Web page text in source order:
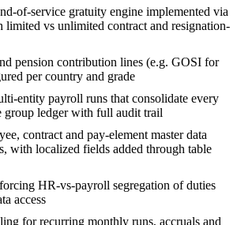
of-service gratuity engine implemented via
limited vs unlimited contract and resignation-
pension contribution lines (e.g. GOSI for
per country and grade
entity payroll runs that consolidate every
group ledger with full audit trail
contract and pay-element master data
with localized fields added through table
HR-vs-payroll segregation of duties
access
for recurring monthly runs, accruals and